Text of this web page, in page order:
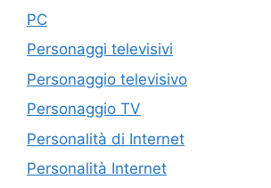
PC
Personaggi televisivi
Personaggio televisivo
Personaggio TV
Personalità di Internet
Personalità Internet